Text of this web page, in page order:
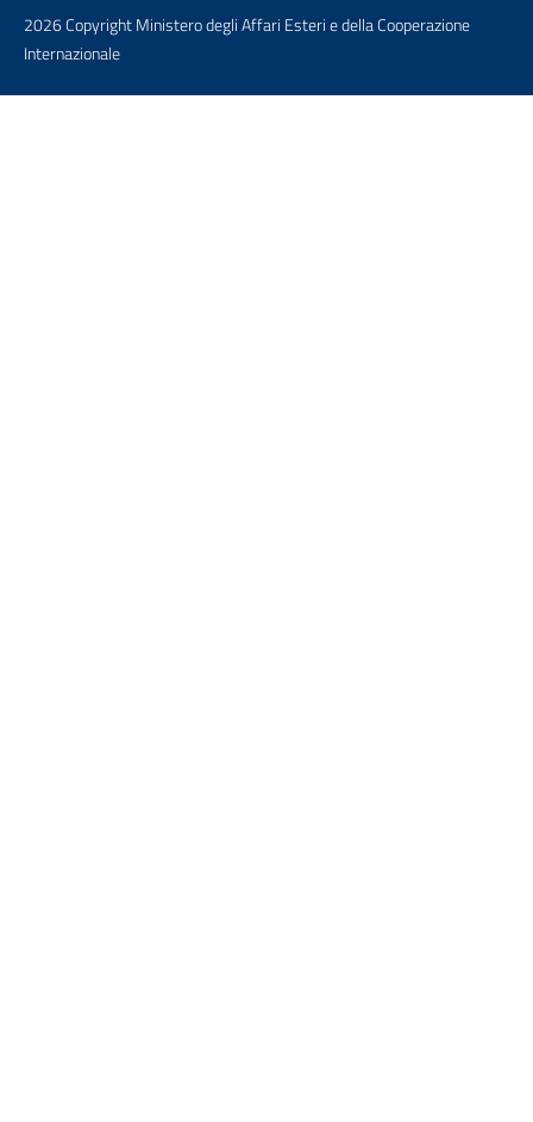
2026 Copyright Ministero degli Affari Esteri e della Cooperazione
Internazionale